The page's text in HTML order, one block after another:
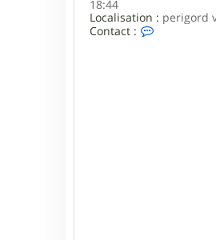
18:44
Localisation : perigord
Contact :